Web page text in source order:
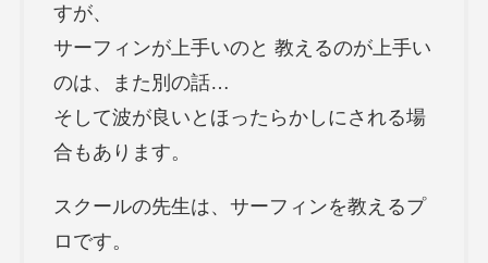
すが、
サーフィンが上手いのと 教えるのが上手い
のは、また別の話…
そして波が良いとほったらかしにされる場
合もあります。
スクールの先生は、サーフィンを教えるプ
ロです。